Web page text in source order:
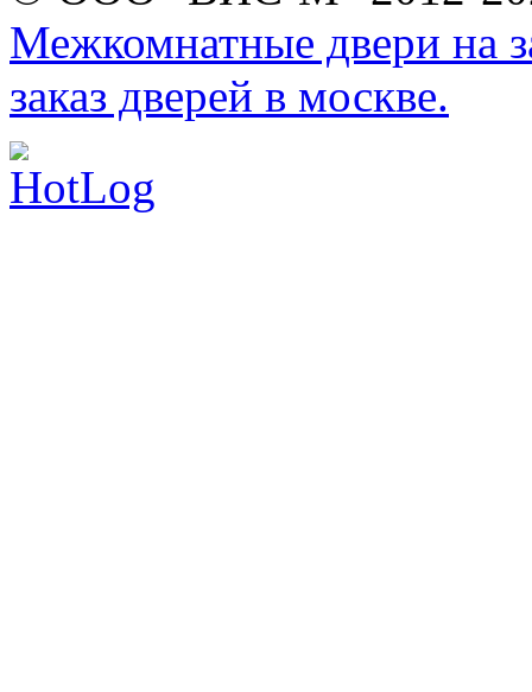
Межкомнатные двери на
заказ дверей в москве.